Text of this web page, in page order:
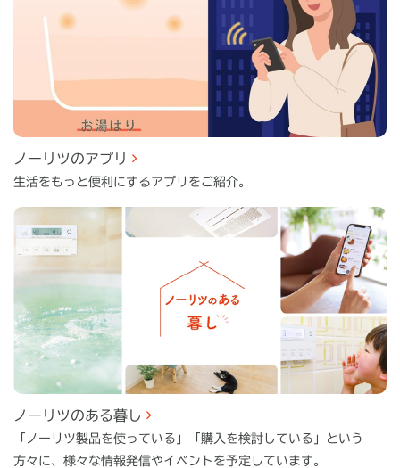
ノーリツのアプリ
生活をもっと便利にするアプリをご紹介。
ノーリツのある暮し
「ノーリツ製品を使っている」「購入を検討している」という
方々に、様々な情報発信やイベントを予定しています。